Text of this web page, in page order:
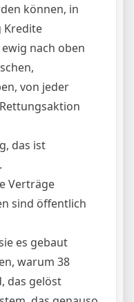
können, in
Kredite
nach oben
von jeder
das ist
Verträge
sind öffentlich
es gebaut
warum 38
das gelöst